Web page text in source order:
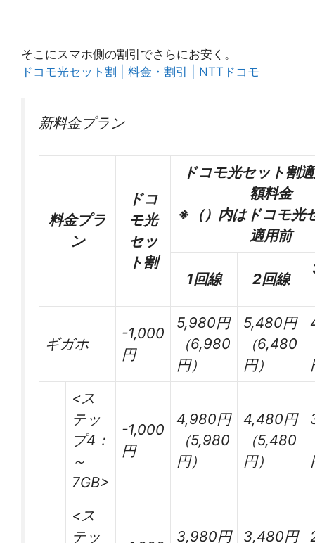
そこにスマホ側の割引でさらにお安く。
ドコモ光セット割 | 料金・割引 | NTTドコモ
新料金プラン
料金プラ
ン
ドコ
モ光
セッ
ト割
ドコモ光セット割
額料金
※（）内はドコモ光
適用前
1回線 2回線
ギガホ
-1,000
円
5,980円
（6,980
円）
5,480円
（6,480
円）
<ス
テッ
プ4：
～
7GB>
-1,000
円
4,980円
（5,980
円）
4,480円
（5,480
円）
<ス
テッ
3,980円 3,480円